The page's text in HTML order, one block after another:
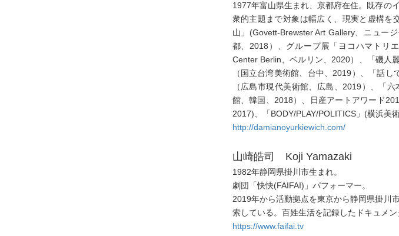
1977年富山県生まれ、京都府在住。既存の
衆的主題まで対象は幅広く、現実と虚構を
山」(Govett-Brewster Art Gallery、ニュー
都、2018）、グループ展「ヨコハマトリ
Center Berlin、ベルリン、2020）、「磯人
（国立台湾美術館、台中、2019）、「話
（広島市現代美術館、広島、2019）、「
館、韓国、2018）、日産アートアワード
2017)、「BODY/PLAY/POLITICS」(横浜美
http://damianoyurkiewich.com/
山崎皓司 Koji Yamazaki
1982年静岡県掛川市生まれ。
劇団「快快(FAIFAI)」パフォーマー。
2019年から活動拠点を東京から静岡県掛川
索している。百姓生活を記録したドキュメ
https://www.faifai.tv